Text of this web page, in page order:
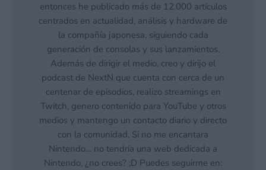
entonces he publicado más de 12.000 artículos
centrados en actualidad, análisis y hardware de
la compañía japonesa, siguiendo cada
generación de consolas y sus lanzamientos.
Además de dirigir el medio, creo y dirijo el
podcast de NextN que cuenta con cerca de un
centenar de episodios, realizo streamings en
Twitch, genero contenido para YouTube y otros
medios y mantengo un contacto diario y directo
con la comunidad. Si no me encantara
Nintendo… no tendría una web dedicada a
Nintendo, ¿no crees? ;D Puedes seguirme en: